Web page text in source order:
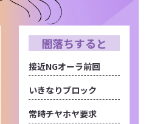
闇落ちすると
接近NGオーラ前回
いきなりブロック
常時チヤホヤ要求